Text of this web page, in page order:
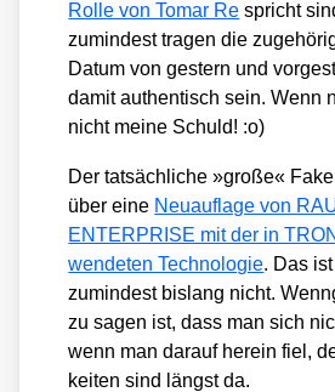
Rol­le von Tomar Re spricht
zumin­dest tra­gen die
Datum von ges­tern und
damit authen­tisch sein. Wenn
nicht mei­ne Schuld! :o)
Der tat­säch­li­che »gro­ße«
über eine Neu­auf­la­ge von
ENTERPRISE mit der in
wen­de­ten Tech­no­lo­gie. Das
zumin­dest bis­lang nicht.
zu sagen ist, dass man sich
wenn man dar­auf her­ein fiel,
kei­ten sind längst da.